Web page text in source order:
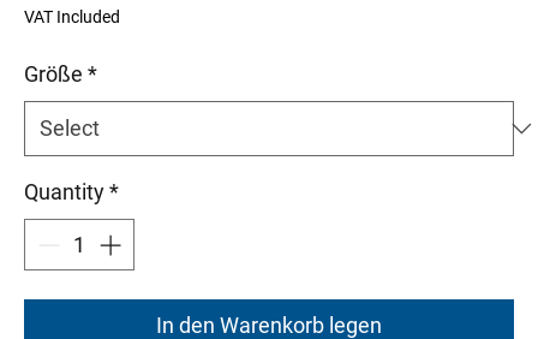
VAT Included
Größe *
Quantity*
In den Warenkorb legen